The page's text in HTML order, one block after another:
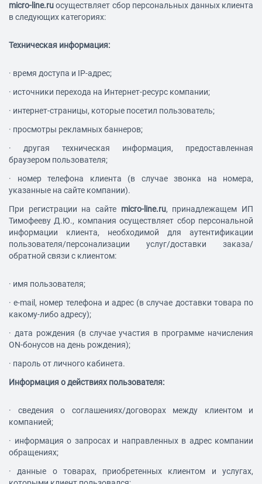
micro-line.ruосуществляет сбор персональных данных клиента
в следующих категориях:
Техническая информация:
· время доступа и IP-адрес;
· источники перехода на Интернет-ресурс компании;
· интернет-страницы, которые посетил пользователь;
· просмотры рекламных баннеров;
· другая техническая информация, предоставленная
браузером пользователя;
· номер телефона клиента (в случае звонка на номера,
указанные на сайте компании).
При регистрации на сайте micro-line.ru, принадлежащем ИП
Тимофееву Д.Ю., компания осуществляет сбор персональной
информации клиента, необходимой для аутентификации
пользователя/персонализации услуг/доставки заказа/
обратной связи с клиентом:
· имя пользователя;
·e-mail, номер телефона и адрес (в случае доставки товара по
какому-либо адресу);
· дата рождения (в случае участия в программе начисления
ON-бонусов на день рождения);
· пароль от личного кабинета.
Информация о действиях пользователя:
· сведения о соглашениях/договорах между клиентом и
компанией;
· информация о запросах и направленных в адрес компании
обращениях;
· данные о товарах, приобретенных клиентом и услугах,